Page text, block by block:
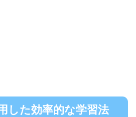
した効率的な学習法